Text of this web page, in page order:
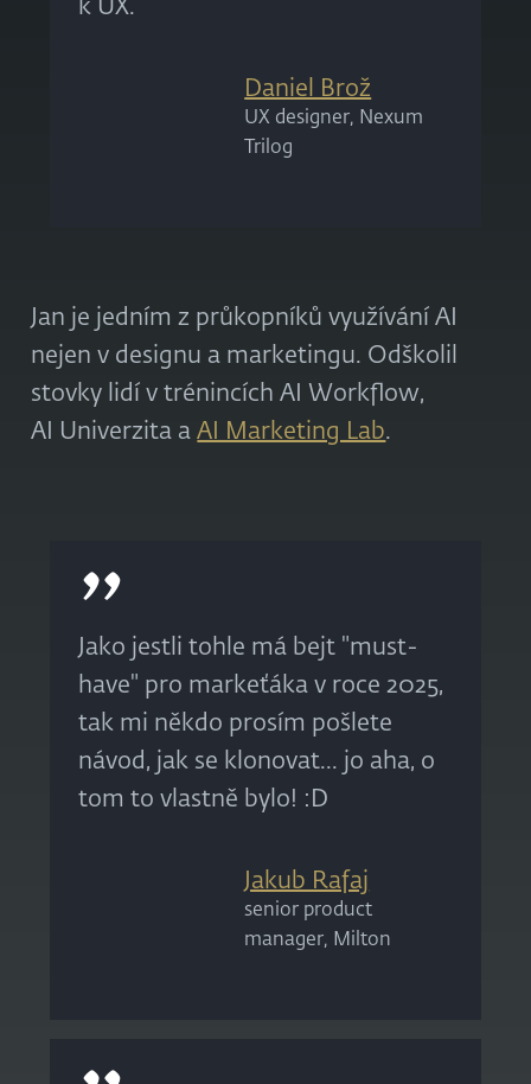
k UX.
Daniel Brož
UX designer, Nexum
Trilog
Jan je jedním z průkopníků využívání AI
nejen v designu a marketingu. Odškolil
stovky lidí v trénincích AI Workflow,
AI Univerzita aAI Marketing Lab.
Jako jestli tohle má bejt "must-
have" pro markeťáka v roce 2025,
tak mi někdo prosím pošlete
návod, jak se klonovat... jo aha, o
tom to vlastně bylo! :D
Jakub Rafaj
senior product
manager, Milton